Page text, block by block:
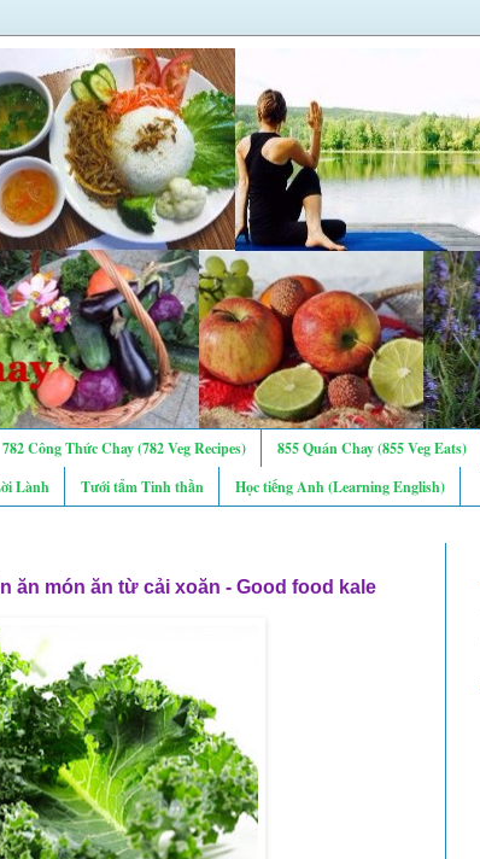
782 Công Thức Chay (782 Veg Recipes) 855 Quán Chay (855 Veg Eats)
Lành Tưới tẩm Tinh thần Học tiếng Anh (Learning English)
ăn món ăn từ cải xoăn - Good food kale